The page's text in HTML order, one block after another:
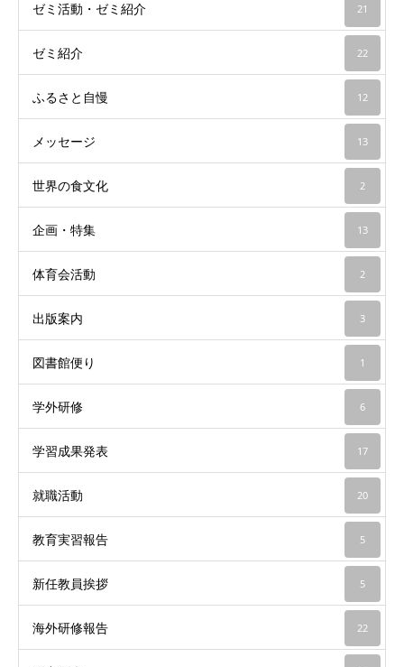
ゼミ活動・ゼミ紹介 21
ゼミ紹介 22
ふるさと自慢 12
メッセージ 13
世界の食文化 2
企画・特集 13
体育会活動 2
出版案内 3
図書館便り 1
学外研修 6
学習成果発表 17
就職活動 20
教育実習報告 5
新任教員挨拶 5
海外研修報告 22